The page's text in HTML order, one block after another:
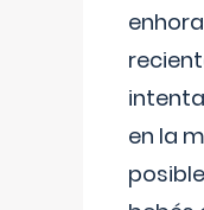
en la